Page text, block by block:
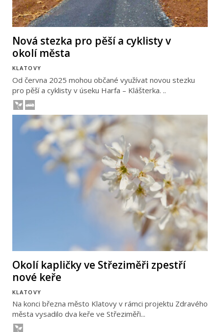
Nová stezka pro pěší a cyklisty v
okolí města
KLATOVY
Od června 2025 mohou občané využívat novou stezku
pro pěší a cyklisty v úseku Harfa – Klášterka. ..
Okolí kapličky ve Střeziměři zpestří
nové keře
KLATOVY
Na konci března město Klatovy v rámci projektu Zdravého
města vysadilo dva keře ve Střeziměři...